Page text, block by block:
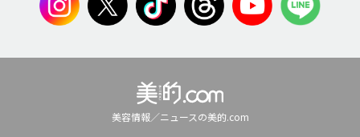
美容情報／ニュースの美的.com